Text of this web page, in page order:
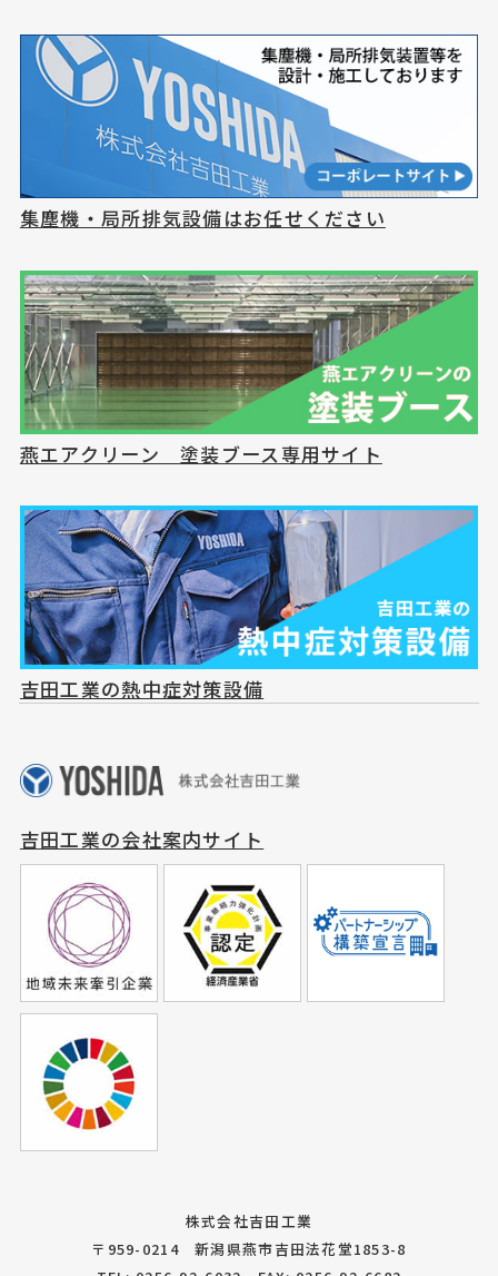
集塵機・局所排気設備はお任せください
燕エアクリーン 塗装ブース専用サイト
吉田工業の熱中症対策設備
吉田工業の会社案内サイト
株式会社吉田工業
〒959-0214 新潟県燕市吉田法花堂1853-8